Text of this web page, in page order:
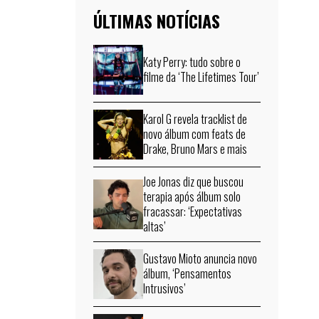
ÚLTIMAS NOTÍCIAS
Katy Perry: tudo sobre o
filme da ‘The Lifetimes Tour’
Karol G revela tracklist de
novo álbum com feats de
Drake, Bruno Mars e mais
Joe Jonas diz que buscou
terapia após álbum solo
fracassar: ‘Expectativas
altas’
Gustavo Mioto anuncia novo
álbum, ‘Pensamentos
Intrusivos’